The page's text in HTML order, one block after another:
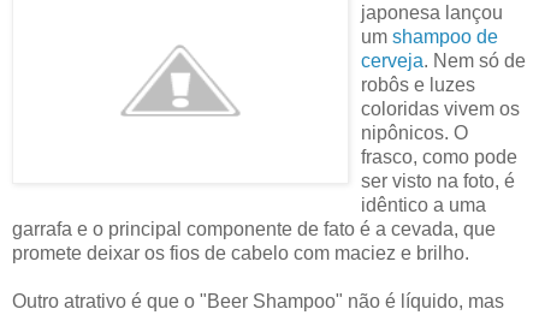
japonesa lançou
um shampoo de
cerveja. Nem só de
robôs e luzes
coloridas vivem os
nipônicos. O
frasco, como pode
ser visto na foto, é
idêntico a uma
garrafa e o principal componente de fato é a cevada, que
promete deixar os fios de cabelo com maciez e brilho.
Outro atrativo é que o "Beer Shampoo" não é líquido, mas